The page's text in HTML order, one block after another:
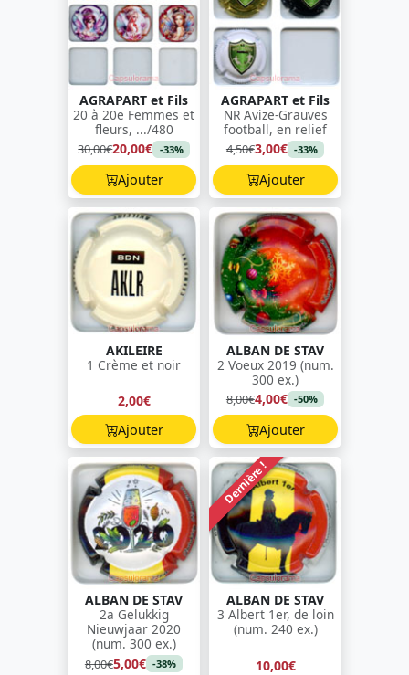
AGRAPART et Fils
20 à 20e Femmes et
fleurs, .../480
30,00€20,00€ -33%
Ajouter
AGRAPART et Fils
NR Avize-Grauves
football, en relief
4,50€3,00€ -33%
Ajouter
AKILEIRE
1 Crème et noir
2,00€
Ajouter
ALBAN DE STAV
2 Voeux 2019 (num.
300 ex.)
8,00€4,00€ -50%
Ajouter
ALBAN DE STAV
2a Gelukkig
Nieuwjaar 2020
(num. 300 ex.)
8,00€5,00€ -38%
Dernière !
ALBAN DE STAV
3 Albert 1er, de loin
(num. 240 ex.)
10,00€